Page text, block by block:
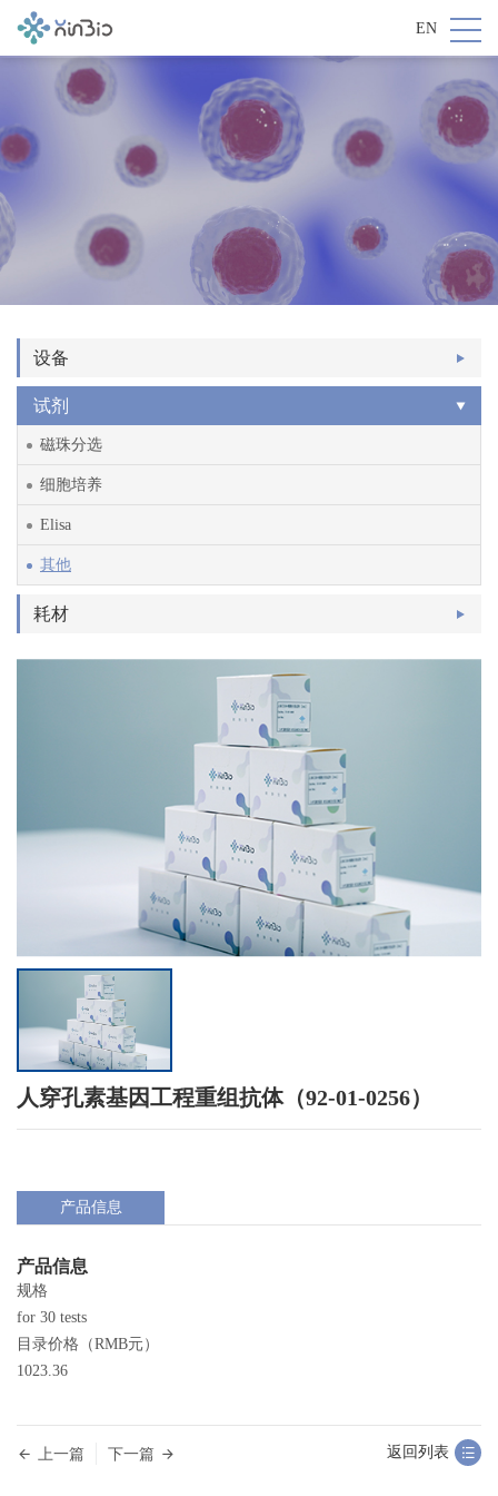
EN
设备
试剂
磁珠分选
细胞培养
Elisa
其他
耗材
人穿孔素基因工程重组抗体（92-01-0256）
产品信息
产品信息
规格
for 30 tests
目录价格（RMB元）
1023.36
上一篇 下一篇 返回列表